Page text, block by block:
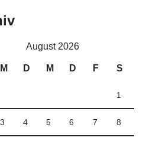
August 2026
M D M D F S
1
3 4 5 6 7 8